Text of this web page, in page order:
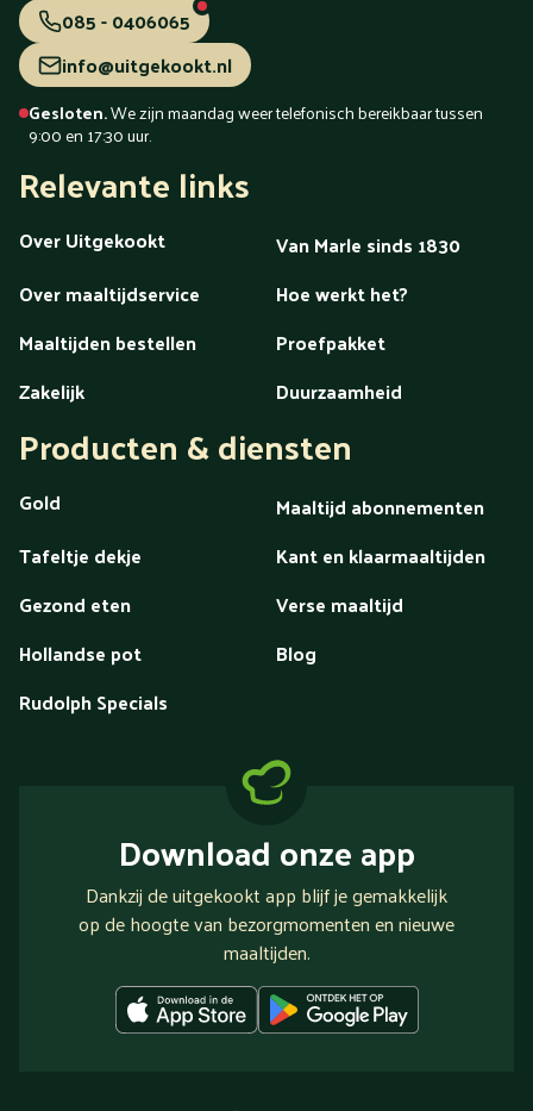
085 - 0406065
info@uitgekookt.nl
Gesloten.We zijn maandag weer telefonisch bereikbaar tussen
9:00 en 17:30 uur.
Relevante links
Over Uitgekookt
Van Marle sinds 1830
Over maaltijdservice
Hoe werkt het?
Maaltijden bestellen
Proefpakket
Zakelijk
Duurzaamheid
Producten & diensten
Gold
Maaltijd abonnementen
Tafeltje dekje
Kant en klaarmaaltijden
Gezond eten
Verse maaltijd
Hollandse pot
Blog
Rudolph Specials
Download onze app
Dankzij de uitgekookt app blijf je gemakkelijk
op de hoogte van bezorgmomenten en nieuwe
maaltijden.